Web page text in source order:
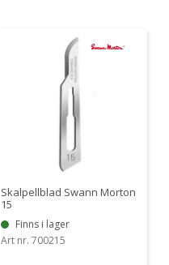
Skalpellblad Swann Morton
15
Finns i lager
Art nr. 700215